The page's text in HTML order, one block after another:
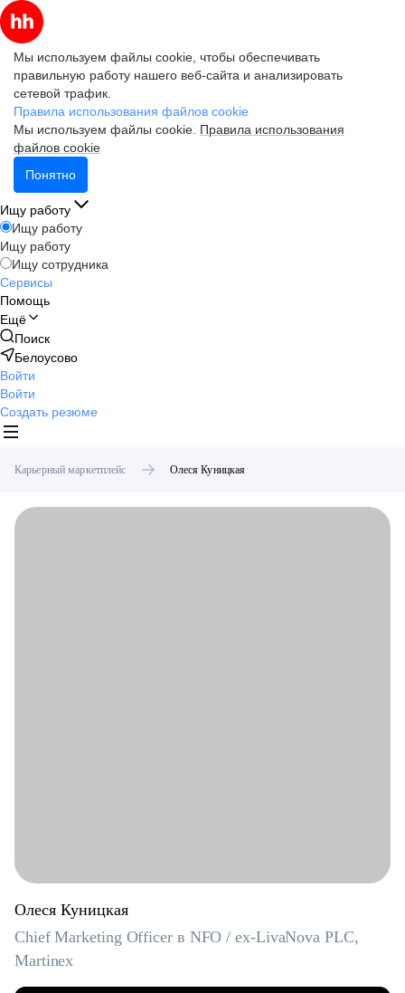
Мы используем файлы cookie, чтобы обеспечивать
правильную работу нашего веб-сайта и анализировать
сетевой трафик.
Правила использования файлов cookie
Мы используем файлы cookie. Правила использования
файлов cookie
Понятно
Ищу работу
Ищу работу
Ищу работу
Ищу сотрудника
Сервисы
Помощь
Ещё
Поиск
Белоусово
Войти
Войти
Создать резюме
Карьерный маркетплейс Олеся Куницкая
Олеся Куницкая
Chief Marketing Officer в NFO / ex-LivaNova PLC,
Martinex